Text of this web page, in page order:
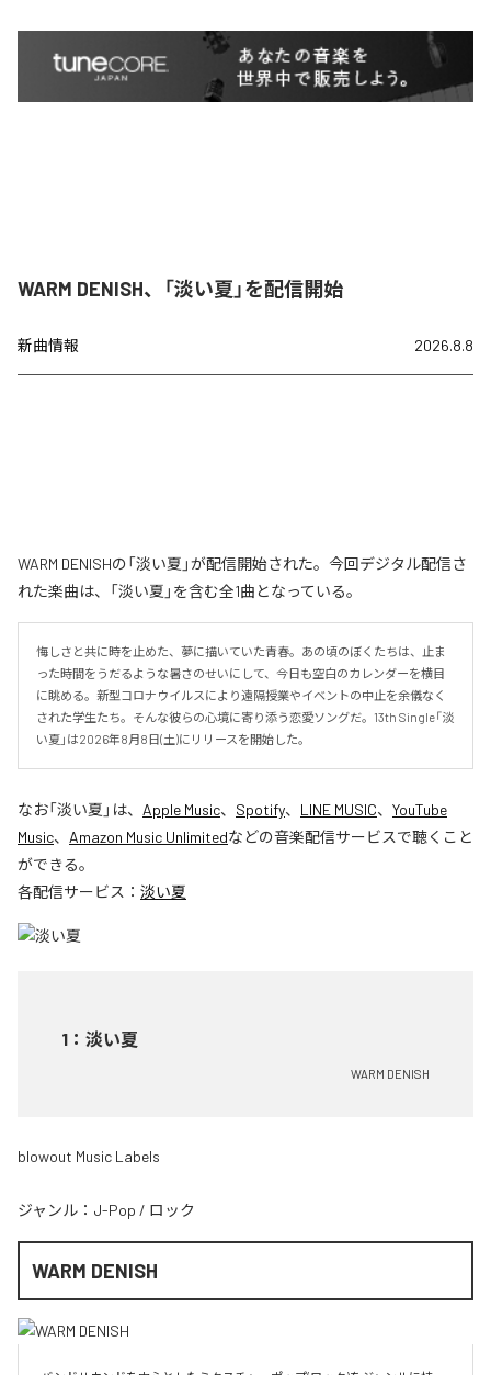
WARM DENISH、「淡い夏」を配信開始
新曲情報 2026.8.8
WARM DENISHの「淡い夏」が配信開始された。今回デジタル配信さ
れた楽曲は、「淡い夏」を含む全1曲となっている。
悔しさと共に時を止めた、夢に描いていた青春。あの頃のぼくたちは、止ま
った時間をうだるような暑さのせいにして、今日も空白のカレンダーを横目
に眺める。新型コロナウイルスにより遠隔授業やイベントの中止を余儀なく
された学生たち。そんな彼らの心境に寄り添う恋愛ソングだ。13th Single「淡
い夏」は2026年8月8日(土)にリリースを開始した。
なお「淡い夏 」は、 Apple Music、 Spotify、 LINE MUSIC、 YouTube
Music、 Amazon Music Unlimitedなどの音楽配信サービスで聴くこと
ができる。
各配信サービス： 淡い夏
1 ： 淡い夏
WARM DENISH
blowout Music Labels
ジャンル： J-Pop / ロック
WARM DENISH